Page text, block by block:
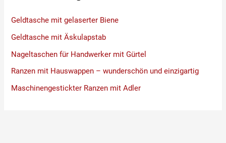
Geldtasche mit gelaserter Biene
Geldtasche mit Äskulapstab
Nageltaschen für Handwerker mit Gürtel
Ranzen mit Hauswappen – wunderschön und einzigartig
Maschinengestickter Ranzen mit Adler